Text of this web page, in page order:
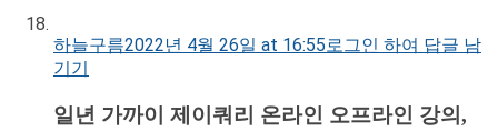
하늘구름2022년 4월 26일 at 16:55 로그인 하여 답글 남
기기
일년 가까이 제이쿼리 온라인 오프라인 강의,